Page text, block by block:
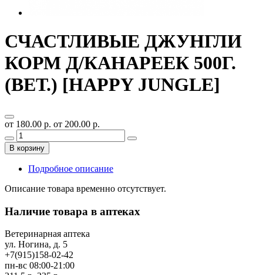
СЧАСТЛИВЫЕ ДЖУНГЛИ
КОРМ Д/КАНАРЕЕК 500Г.
(ВЕТ.) [HAPPY JUNGLE]
от 180.00 р. от 200.00 р.
В корзину
Подробное описание
Описание товара временно отсутствует.
Наличие товара в аптеках
Ветеринарная аптека
ул. Ногина, д. 5
+7(915)158-02-42
пн-вс 08:00-21:00